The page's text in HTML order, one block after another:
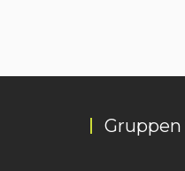
Gruppen